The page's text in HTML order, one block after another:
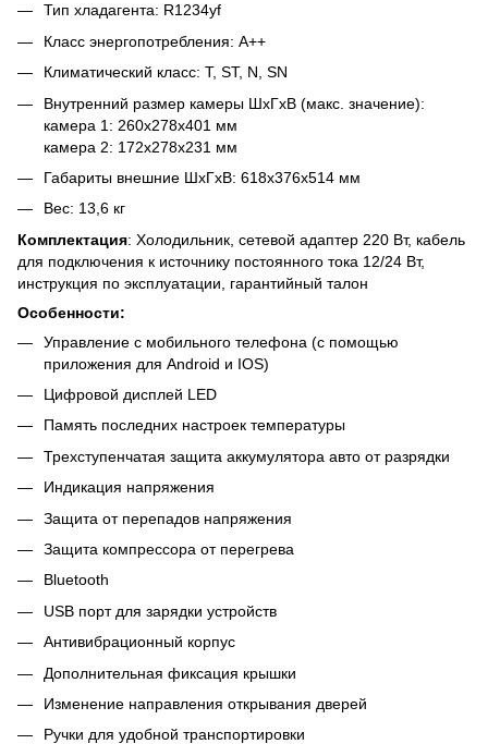
Тип хладагента: R1234yf
Класс энергопотребления: А++
Климатический класс: T, ST, N, SN
Внутренний размер камеры ШхГхВ (макс. значение):
камера 1: 260x278x401 мм
камера 2: 172х278х231 мм
Габариты внешние ШхГхВ: 618x376x514 мм
Вес: 13,6 кг
Комплектация: Холодильник, сетевой адаптер 220 Вт, кабель
для подключения к источнику постоянного тока 12/24 Вт,
инструкция по эксплуатации, гарантийный талон
Особенности:
Управление с мобильного телефона (с помощью
приложения для Android и IOS)
Цифровой дисплей LED
Память последних настроек температуры
Трехступенчатая защита аккумулятора авто от разрядки
Индикация напряжения
Защита от перепадов напряжения
Защита компрессора от перегрева
Bluetooth
USB порт для зарядки устройств
Антивибрационный корпус
Дополнительная фиксация крышки
Изменение направления открывания дверей
Ручки для удобной транспортировки